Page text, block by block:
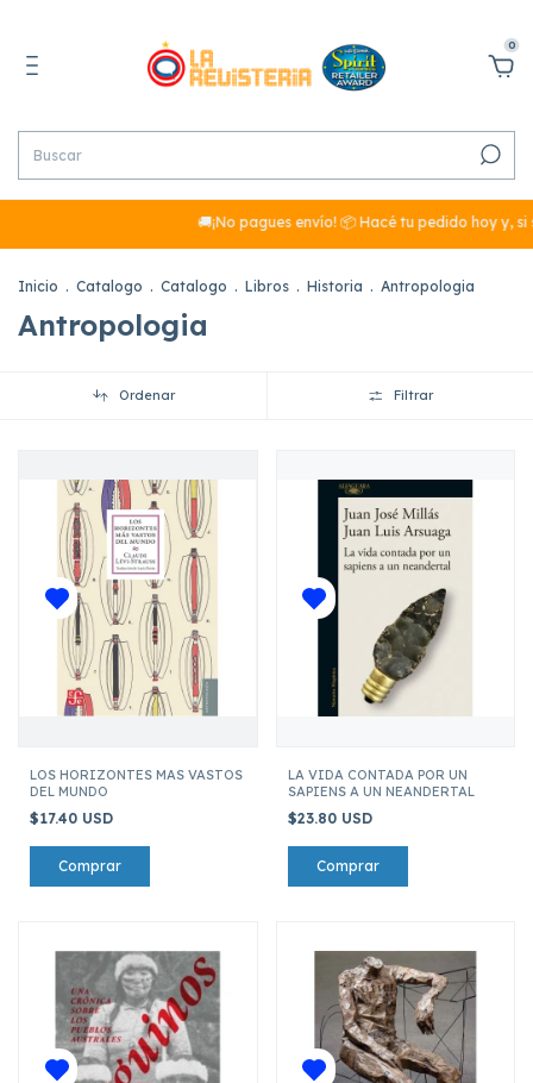
0
🚚¡No pagues envío! 📦 Hacé tu pedido hoy y, si
Inicio . Catalogo . Catalogo . Libros . Historia . Antropologia
Antropologia
Ordenar Filtrar
LOS HORIZONTES MAS VASTOS
DEL MUNDO
$17.40 USD
LA VIDA CONTADA POR UN
SAPIENS A UN NEANDERTAL
$23.80 USD